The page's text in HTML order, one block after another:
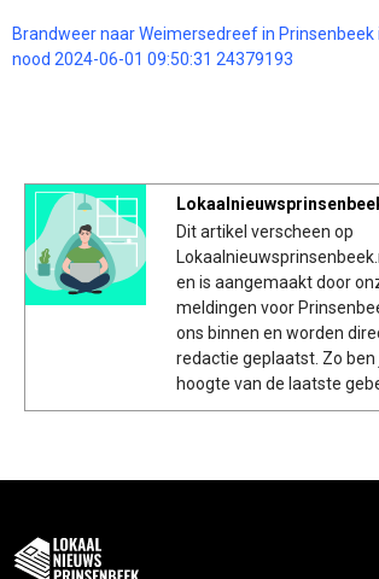
Brandweer naar Weimersedreef in Prinsenbeek
nood 2024-06-01 09:50:31 24379193
Dit artikel verscheen op
en is aangemaakt door
meldingen voor
ons binnen en worden
redactie geplaatst. Zo
hoogte van de laatste